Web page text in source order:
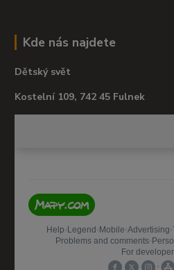
Kde nás najdete
Dětský svět
Kostelní 109, 742 45 Fulnek